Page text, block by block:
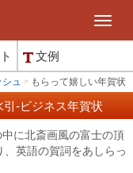
文例
ュ もらって嬉しい年賀
-ビジネス年賀状
に北斎画風の富士の頂
英語の賀詞をあしらっ